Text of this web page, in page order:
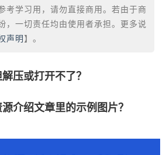
考学习用，请勿直接商用。若由于商
，一切责任均由使用者承担。更多说
声明 】。
压或打开不了？
介绍文章里的示例图片？